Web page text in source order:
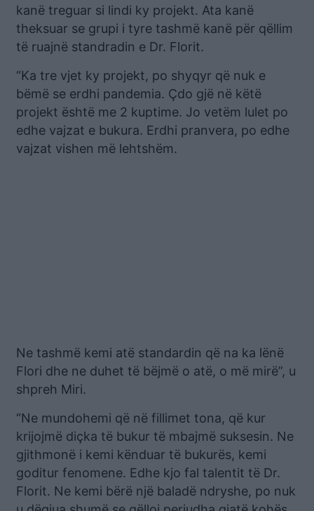
kanë treguar si lindi ky projekt. Ata kanë
theksuar se grupi i tyre tashmë kanë për qëllim
të ruajnë standradin e Dr. Florit.
“Ka tre vjet ky projekt, po shyqyr që nuk e
bëmë se erdhi pandemia. Çdo gjë në këtë
projekt është me 2 kuptime. Jo vetëm lulet po
edhe vajzat e bukura. Erdhi pranvera, po edhe
vajzat vishen më lehtshëm.
Ne tashmë kemi atë standardin që na ka lënë
Flori dhe ne duhet të bëjmë o atë, o më mirë”, u
shpreh Miri.
“Ne mundohemi që në fillimet tona, që kur
krijojmë diçka të bukur të mbajmë suksesin. Ne
gjithmonë i kemi kënduar të bukurës, kemi
goditur fenomene. Edhe kjo fal talentit të Dr.
Florit. Ne kemi bërë një baladë ndryshe, po nuk